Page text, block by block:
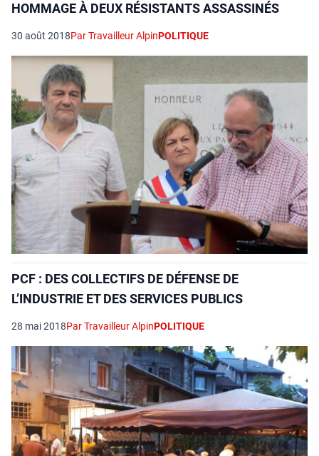
HOMMAGE À DEUX RÉSISTANTS ASSASSINÉS
30 août 2018Par Travailleur AlpinPOLITIQUE
PCF : DES COLLECTIFS DE DÉFENSE DE
L’INDUSTRIE ET DES SERVICES PUBLICS
28 mai 2018Par Travailleur AlpinPOLITIQUE